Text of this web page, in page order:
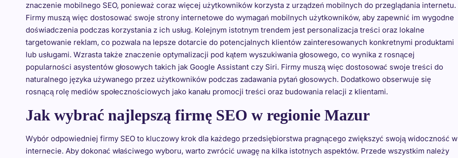
znaczenie mobilnego SEO, ponieważ coraz więcej użytkowników korzysta z urządzeń mobilnych do przeglądania internetu.
Firmy muszą więc dostosować swoje strony internetowe do wymagań mobilnych użytkowników, aby zapewnić im wygodne
doświadczenia podczas korzystania z ich usług. Kolejnym istotnym trendem jest personalizacja treści oraz lokalne
targetowanie reklam, co pozwala na lepsze dotarcie do potencjalnych klientów zainteresowanych konkretnymi produktami
lub usługami. Wzrasta także znaczenie optymalizacji pod kątem wyszukiwania głosowego, co wynika z rosnącej
popularności asystentów głosowych takich jak Google Assistant czy Siri. Firmy muszą więc dostosować swoje treści do
naturalnego języka używanego przez użytkowników podczas zadawania pytań głosowych. Dodatkowo obserwuje się
rosnącą rolę mediów społecznościowych jako kanału promocji treści oraz budowania relacji z klientami.
Jak wybrać najlepszą firmę SEO w regionie Mazur
Wybór odpowiedniej firmy SEO to kluczowy krok dla każdego przedsiębiorstwa pragnącego zwiększyć swoją widoczność w
internecie. Aby dokonać właściwego wyboru, warto zwrócić uwagę na kilka istotnych aspektów. Przede wszystkim należy